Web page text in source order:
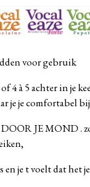
voor gebruik
4 à 5 achter in je
je je comfortabel
JE MOND .
en je t voelt dat het